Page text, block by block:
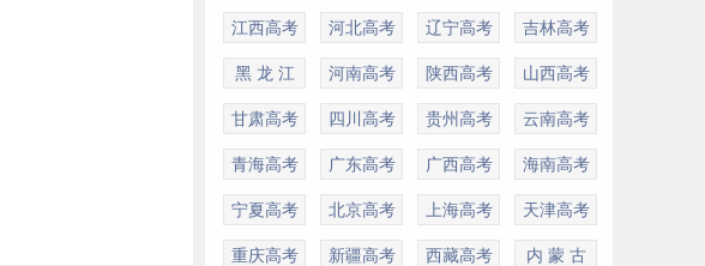
江西高考 河北高考 辽宁高考 吉林高考
黑 龙 江 河南高考 陕西高考 山西高考
甘肃高考 四川高考 贵州高考 云南高考
青海高考 广东高考 广西高考 海南高考
宁夏高考 北京高考 上海高考 天津高考
重庆高考 新疆高考 西藏高考 内 蒙 古